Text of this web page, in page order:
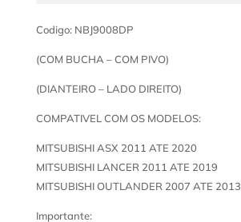
Codigo: NBJ9008DP
(COM BUCHA – COM PIVO)
(DIANTEIRO – LADO DIREITO)
COMPATIVEL COM OS MODELOS:
MITSUBISHI ASX 2011 ATE 2020
MITSUBISHI LANCER 2011 ATE 2019
MITSUBISHI OUTLANDER 2007 ATE 2013
Importante: